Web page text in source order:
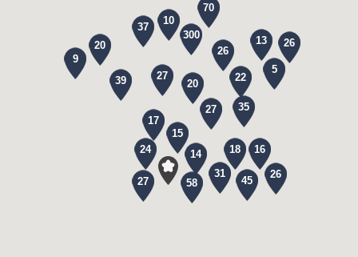
35
70
27
16
26
26
58
14
45
37
17
20
15
22
300
20
18
9
24
31
27
39
13
27
26
10
5